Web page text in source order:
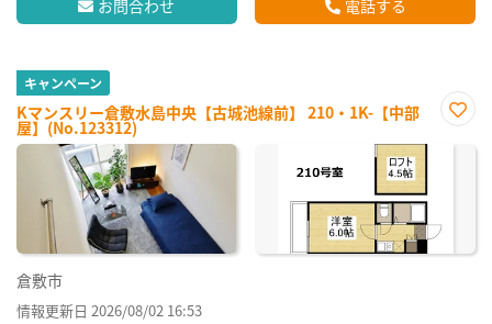
お問合わせ 電話する
キャンペーン
Kマンスリー倉敷水島中央【古城池線前】 210・1K-【中部
屋】(No.123312)
に入
倉敷市
情報更新日 2026/08/02 16:53